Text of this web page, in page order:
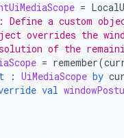
=
a custom
overrides the
of the
= remember(
: UiMediaScope by
val